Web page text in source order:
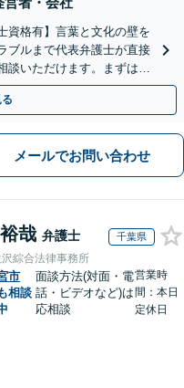
資格有】言葉と文化の壁を
ブルまで代表弁護士が直接
談いただけます。まずは一
料】
メールでお問い合わせ
哉 弁護士 千葉県
綜合法律事務所
市
相談
面談方法(対面・電
話・ビデオなど)は
応相談
営業時
間：本日
定休日